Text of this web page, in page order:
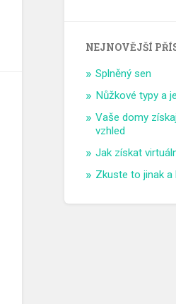
NEJNOVĚJŠÍ
Splněný sen
Nůžkové typy a
Vaše domy
vzhled
Jak získat
Zkuste to jinak a